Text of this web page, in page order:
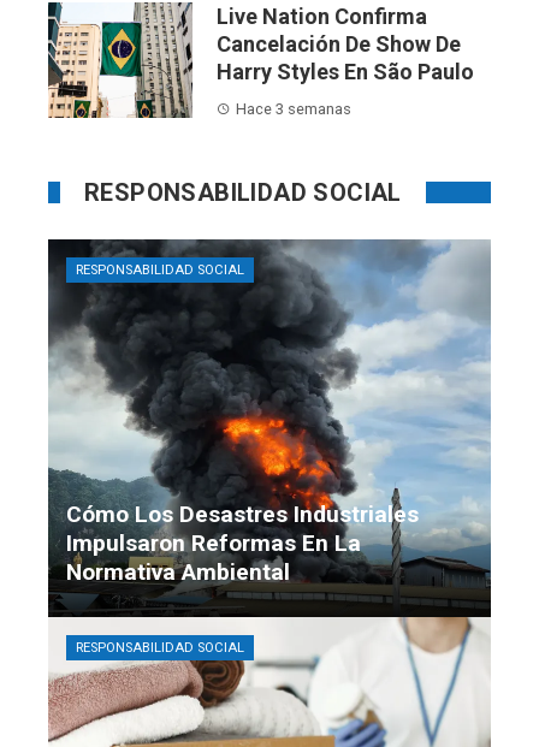
Live Nation Confirma
Cancelación De Show De
Harry Styles En São Paulo
Hace 3 semanas
RESPONSABILIDAD SOCIAL
Cómo Los Desastres Industriales
Impulsaron Reformas En La
Normativa Ambiental
Mateo Ibáñez Hace 3 días
RESPONSABILIDAD SOCIAL
RESPONSABILIDAD SOCIAL